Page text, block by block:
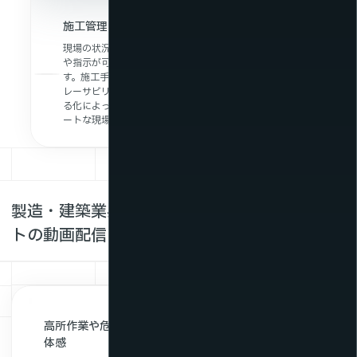
施工管理・品質管理のデジタル化による生産性向上
現場の状況を映像で記録・共有することで、遠隔からの確認
や指示が可能となり、業務の効率化と生産性向上を実現しま
す。施工手順や品質チェックの様子を動画で残すことで、ト
レーサビリティの確保や技術継承にも活用でき、現場の見え
る化によって管理精度が向上。デジタル技術を活用したスマ
ートな現場運営を支援します。
製造・建築業界の課題はNTTスマートコネク
トの動画配信・VRサービスが解決！
高所作業や危険作業をVRシミュレーションで安全に
体感